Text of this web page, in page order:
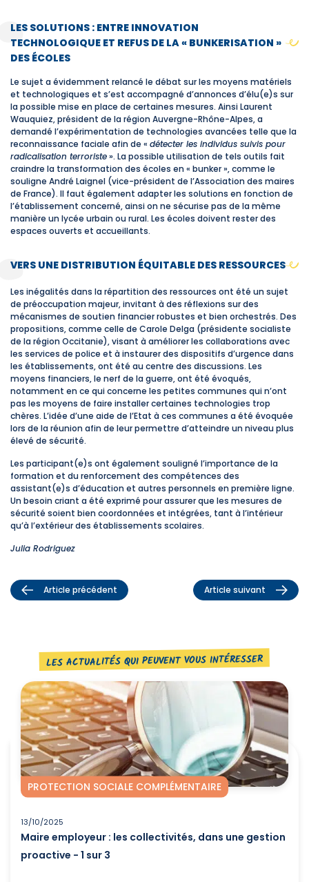
LES SOLUTIONS : ENTRE INNOVATION
TECHNOLOGIQUE ET REFUS DE LA « BUNKERISATION »
DES ÉCOLES
Le sujet a évidemment relancé le débat sur les moyens matériels
et technologiques et s’est accompagné d’annonces d’élu(e)s sur
la possible mise en place de certaines mesures. Ainsi Laurent
Wauquiez, président de la région Auvergne-Rhône-Alpes, a
demandé l’expérimentation de technologies avancées telle que la
reconnaissance faciale afin de « détecter les individus suivis pour
radicalisation terroriste». La possible utilisation de tels outils fait
craindre la transformation des écoles en « bunker », comme le
souligne André Laignel (vice-président de l’Association des maires
de France). Il faut également adapter les solutions en fonction de
l’établissement concerné, ainsi on ne sécurise pas de la même
manière un lycée urbain ou rural. Les écoles doivent rester des
espaces ouverts et accueillants.
VERS UNE DISTRIBUTION ÉQUITABLE DES RESSOURCES
Les inégalités dans la répartition des ressources ont été un sujet
de préoccupation majeur, invitant à des réflexions sur des
mécanismes de soutien financier robustes et bien orchestrés. Des
propositions, comme celle de Carole Delga (présidente socialiste
de la région Occitanie), visant à améliorer les collaborations avec
les services de police et à instaurer des dispositifs d’urgence dans
les établissements, ont été au centre des discussions. Les
moyens financiers, le nerf de la guerre, ont été évoqués,
notamment en ce qui concerne les petites communes qui n’ont
pas les moyens de faire installer certaines technologies trop
chères. L’idée d’une aide de l’Etat à ces communes a été évoquée
lors de la réunion afin de leur permettre d’atteindre un niveau plus
élevé de sécurité.
Les participant(e)s ont également souligné l’importance de la
formation et du renforcement des compétences des
assistant(e)s d’éducation et autres personnels en première ligne.
Un besoin criant a été exprimé pour assurer que les mesures de
sécurité soient bien coordonnées et intégrées, tant à l’intérieur
qu’à l’extérieur des établissements scolaires.
Julia Rodriguez
Article précédent Article suivant
LES ACTUALITÉS QUI PEUVENT VOUS INTÉRESSER
PROTECTION SOCIALE COMPLÉMENTAIRE
13/10/2025
Maire employeur : les collectivités, dans une gestion
proactive - 1 sur 3